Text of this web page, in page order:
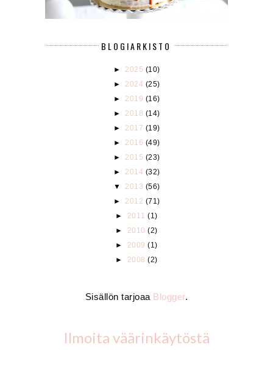
BLOGIARKISTO
► 2025 (10)
► 2024 (25)
► 2019 (16)
► 2018 (14)
► 2017 (19)
► 2016 (49)
► 2015 (23)
► 2014 (32)
▼ 2013 (56)
► 2012 (71)
► 2011(1)
► 2010(2)
► 2009(1)
► 2008(2)
Sisällön tarjoaa Blogger.
Ilmoita väärinkäytöstä